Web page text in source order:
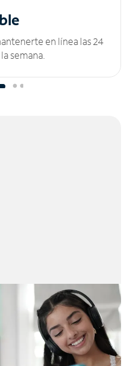
en línea las 24
semana.